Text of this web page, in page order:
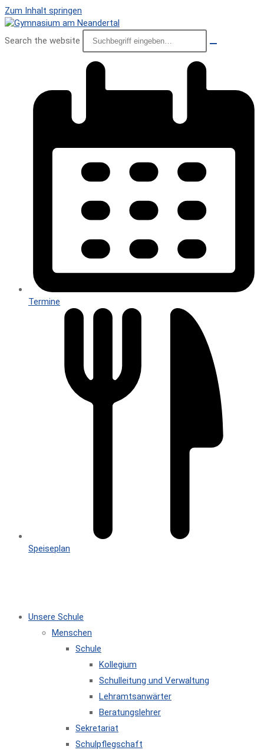
Zum Inhalt springen
Search the website
Termine
Speiseplan
Unsere Schule
Menschen
Schule
Kollegium
Schulleitung und Verwaltung
Lehramtsanwärter
Beratungslehrer
Sekretariat
Schulpflegschaft